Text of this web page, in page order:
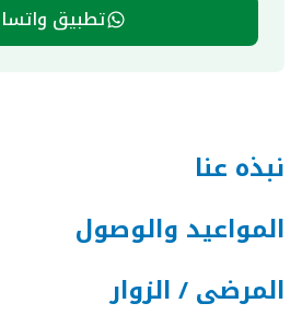
تطبيق
نبذه عنا
المواعيد والوصول
المرضى / الزوار